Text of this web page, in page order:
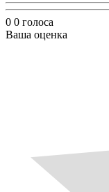
0 0 голоса
Ваша оценка